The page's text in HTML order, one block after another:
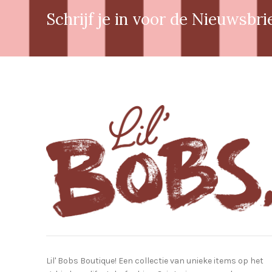
Schrijf je in voor de
Lil' Bobs Boutique! Een collectie van unieke items op het